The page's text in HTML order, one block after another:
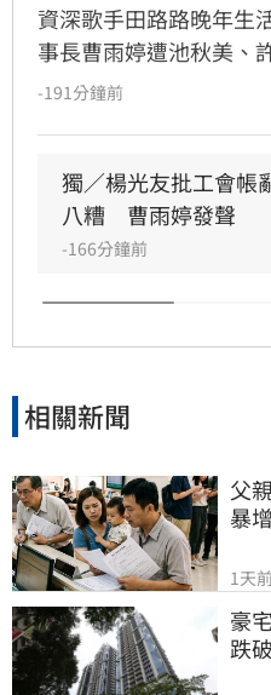
資深歌手田路路晚年生
事長曹雨婷遭池秋美、
明及未照顧資深藝人，
會無關，更直言演藝
自己成立的台灣演藝
入紛爭。這場關於藝人
議，隨著各界大咖發
檯面，也凸顯了資深藝
題，引發社會廣泛關注
-191分鐘前
獨／楊光友批工會帳
八糟　曹雨婷發聲
-166分鐘前
相關新聞
父
暴
1天前
豪
跌